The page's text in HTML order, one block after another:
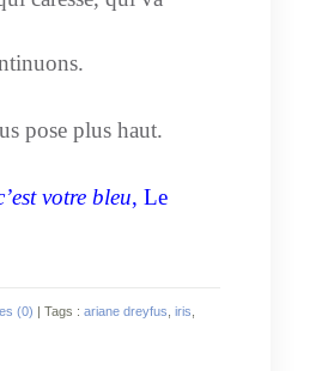
pose plus haut.
votre bleu, Le
(0) | Tags : ariane dreyfus iris